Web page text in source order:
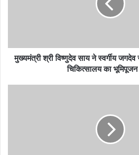
मुख्यमंत्री श्री विष्णुदेव साय ने स्वर्गीय
चिकित्सालय का भूमिपूजन